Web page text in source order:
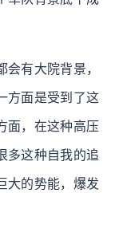
有大院背景，
方面是受到了这
面，在这种高压
多这种自我的追
大的势能，爆发